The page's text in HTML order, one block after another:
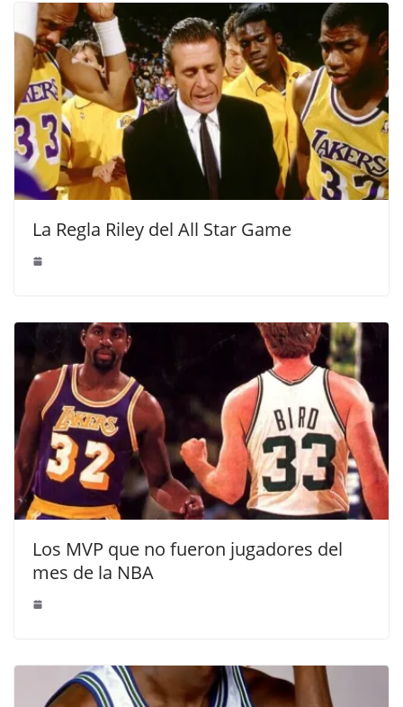
La Regla Riley del All Star Game
Los MVP que no fueron jugadores del
mes de la NBA